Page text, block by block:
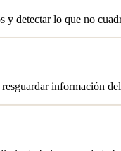
y detectar lo que no
información